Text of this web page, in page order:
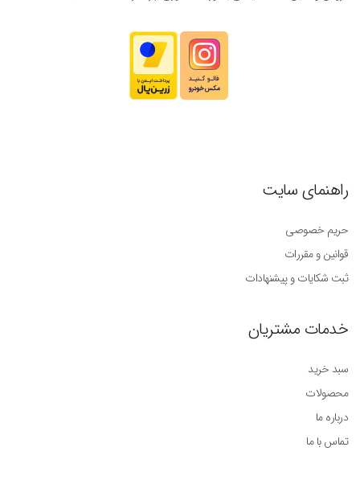
راهنمای سایت
حریم خصوصی
قوانین و مقررات
ثبت شکایات و پیشنهادات
خدمات مشتریان
سبد خرید
محصولات
درباره ما
تماس با ما